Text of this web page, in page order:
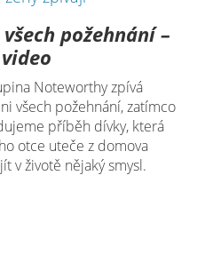
požehnání –
Noteworthy zpívá
všech požehnání, zatímco
příběh dívky, která
otce uteče z domova
v životě nějaký smysl.